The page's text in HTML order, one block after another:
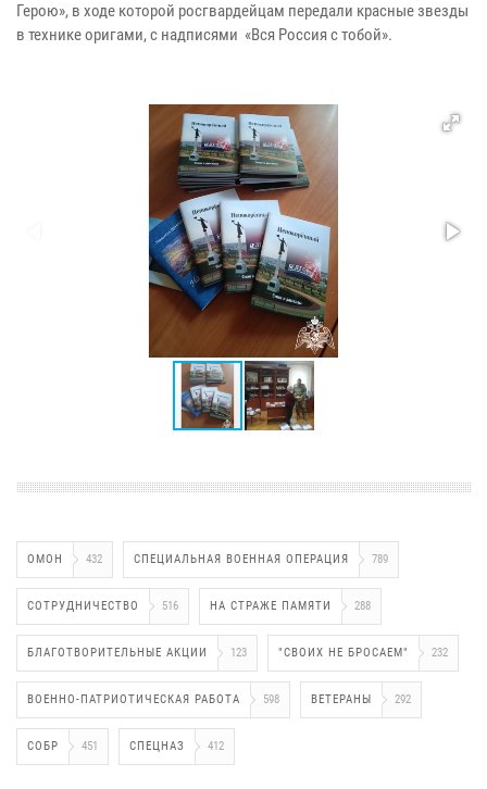
Герою», в ходе которой росгвардейцам передали красные звезды
в технике оригами, с надписями «Вся Россия с тобой».
ОМОН 432 СПЕЦИАЛЬНАЯ ВОЕННАЯ ОПЕРАЦИЯ 789
СОТРУДНИЧЕСТВО 516 НА СТРАЖЕ ПАМЯТИ 288
БЛАГОТВОРИТЕЛЬНЫЕ АКЦИИ 123 "СВОИХ НЕ БРОСАЕМ" 232
ВОЕННО-ПАТРИОТИЧЕСКАЯ РАБОТА 598 ВЕТЕРАНЫ 292
СОБР 451 СПЕЦНАЗ 412